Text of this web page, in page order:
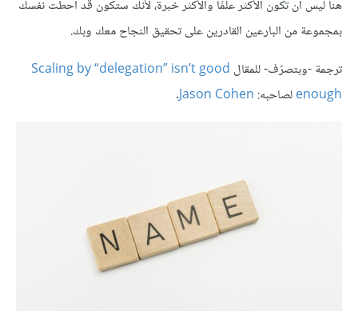
هنا ليس أن تكون الأكثر علمًا والأكثر خبرة، لأنك ستكون قد أحطت نفسك
بمجموعة من البارعين القادرين على تحقيق النجاح معك وبك.
ترجمة -وبتصرّف- للمقال Scaling by “delegation” isn’t good
enoughلصاحبه: Jason Cohen
.